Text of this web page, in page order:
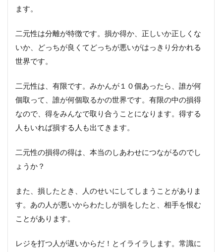
ます。
二元性は分離が特徴です。損か得か、正しいか正しくな
いか、どっちが良くてどっちが悪いがはっきり分かれる
世界です。
二元性は、有限です。みかんが１０個あったら、誰が何
個取って、誰が何個取るかの世界です。有限の中の損得
なので、得をみんなで取り合うことになります。得する
人もいれば損する人も出てきます。
二元性の損得の得は、本当のしあわせにつながるのでし
ょうか？
また、損したとき、人のせいにしてしまうことがありま
す。あの人が悪いからわたしが損をしたと、相手を恨む
ことがあります。
レジを打つ人が遅いからだ！とイライラします。常識に